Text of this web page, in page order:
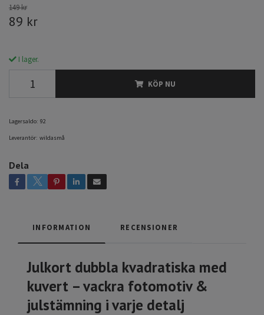
149 kr
89 kr
I lager.
KÖP NU
Lagersaldo: 92
Leverantör: wildasmå
Dela
INFORMATION RECENSIONER
Julkort dubbla kvadratiska med
kuvert – vackra fotomotiv &
julstämning i varje detalj